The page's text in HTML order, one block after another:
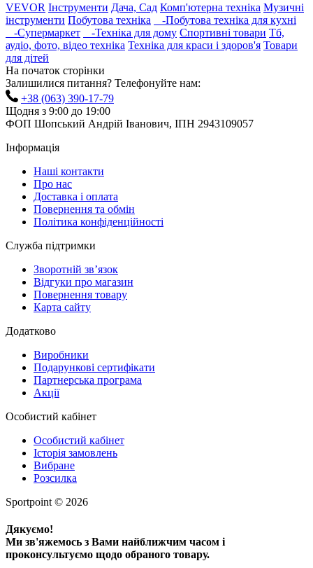
VEVOR Інструменти Дача, Сад Комп'ютерна техніка Музичні
інструменти Побутова техніка
-Побутова техніка для кухні
-Супермаркет
-Техніка для дому Спортивні товари Тб,
аудіо, фото, відео техніка Техніка для краси і здоров'я Товари
для дітей
На початок сторінки
Залишилися питання? Телефонуйте нам:
+38 (063) 390-17-79
Щодня з 9:00 до 19:00
ФОП Шопський Андрій Іванович, ІПН 2943109057
Інформація
Наші контакти
Про нас
Доставка і оплата
Повернення та обмін
Політика конфіденційності
Служба підтримки
Зворотній зв’язок
Відгуки про магазин
Повернення товару
Карта сайту
Додатково
Виробники
Подарункові сертифікати
Партнерська програма
Акції
Особистий кабінет
Особистий кабінет
Історія замовлень
Вибране
Розсилка
Sportpoint © 2026
Дякуємо!
Ми зв'яжемось з Вами найближчим часом і
проконсультуємо щодо обраного товару.